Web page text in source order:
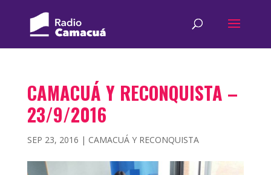
CAMACUÁ Y RECONQUISTA –
23/9/2016
SEP 23, 2016 | CAMACUÁ Y RECONQUISTA